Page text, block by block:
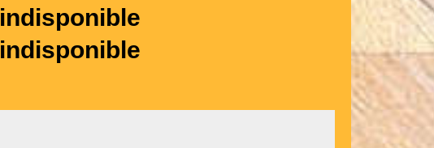
indisponible
indisponible